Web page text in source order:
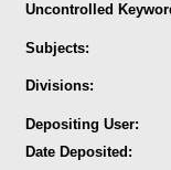
Uncontrolled
Subjects:
Divisions:
Depositing User:
Date Deposited: